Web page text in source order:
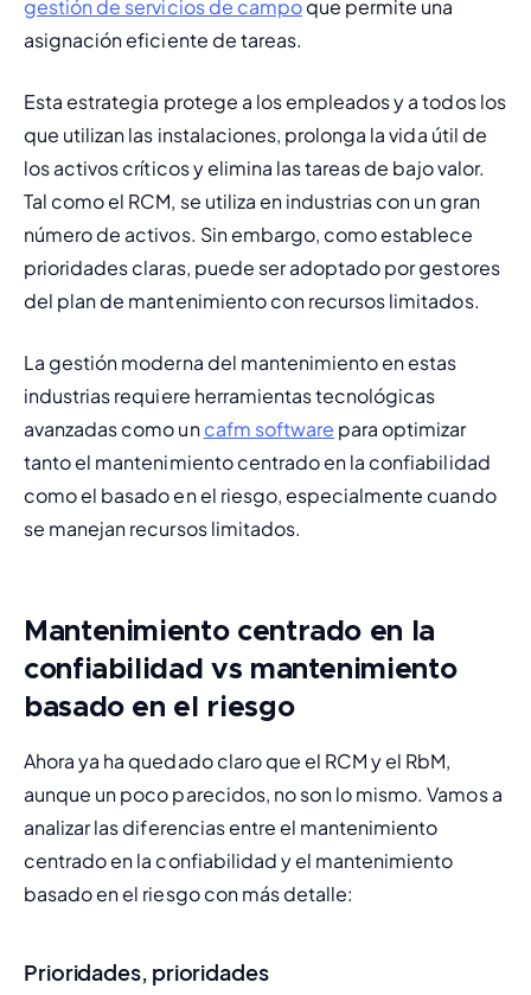
gestión de servicios de campo que permite una
asignación eficiente de tareas.
Esta estrategia protege a los empleados y a todos los
que utilizan las instalaciones, prolonga la vida útil de
los activos críticos y elimina las tareas de bajo valor.
Tal como el RCM, se utiliza en industrias con un gran
número de activos. Sin embargo, como establece
prioridades claras, puede ser adoptado por gestores
del plan de mantenimiento con recursos limitados.
La gestión moderna del mantenimiento en estas
industrias requiere herramientas tecnológicas
avanzadas como un cafm software para optimizar
tanto el mantenimiento centrado en la confiabilidad
como el basado en el riesgo, especialmente cuando
se manejan recursos limitados.
Mantenimiento centrado en la
confiabilidad vs mantenimiento
basado en el riesgo
Ahora ya ha quedado claro que el RCM y el RbM,
aunque un poco parecidos, no son lo mismo. Vamos a
analizar las diferencias entre el mantenimiento
centrado en la confiabilidad y el mantenimiento
basado en el riesgo con más detalle:
Prioridades, prioridades